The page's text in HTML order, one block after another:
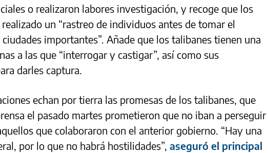
o realizaron labores investigación, y recoge que los
un “rastreo de individuos antes de tomar el
importantes”. Añade que los talibanes tienen una
a las que “interrogar y castigar”, así como sus
darles captura.
echan por tierra las promesas de los talibanes, que
el pasado martes prometieron que no iban a perseguir
que colaboraron con el anterior gobierno. “Hay una
por lo que no habrá hostilidades”, aseguró el principal